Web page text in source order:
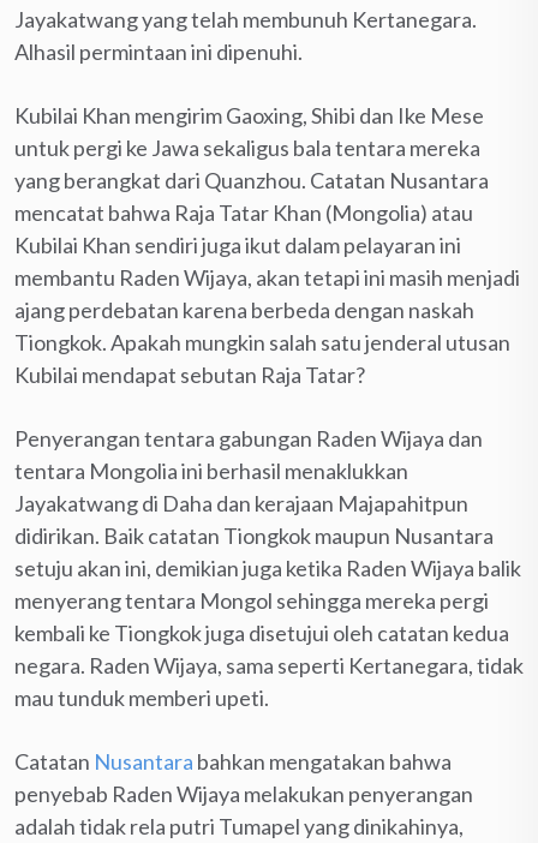
Jayakatwang yang telah membunuh Kertanegara.
Alhasil permintaan ini dipenuhi.
Kubilai Khan mengirim Gaoxing, Shibi dan Ike Mese
untuk pergi ke Jawa sekaligus bala tentara mereka
yang berangkat dari Quanzhou. Catatan Nusantara
mencatat bahwa Raja Tatar Khan (Mongolia) atau
Kubilai Khan sendiri juga ikut dalam pelayaran ini
membantu Raden Wijaya, akan tetapi ini masih menjadi
ajang perdebatan karena berbeda dengan naskah
Tiongkok. Apakah mungkin salah satu jenderal utusan
Kubilai mendapat sebutan Raja Tatar?
Penyerangan tentara gabungan Raden Wijaya dan
tentara Mongolia ini berhasil menaklukkan
Jayakatwang di Daha dan kerajaan Majapahitpun
didirikan. Baik catatan Tiongkok maupun Nusantara
setuju akan ini, demikian juga ketika Raden Wijaya balik
menyerang tentara Mongol sehingga mereka pergi
kembali ke Tiongkok juga disetujui oleh catatan kedua
negara. Raden Wijaya, sama seperti Kertanegara, tidak
mau tunduk memberi upeti.
Catatan Nusantara bahkan mengatakan bahwa
penyebab Raden Wijaya melakukan penyerangan
adalah tidak rela putri Tumapel yang dinikahinya,